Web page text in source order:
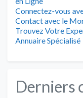
Connectez-vous
Contact avec le
Trouvez Votre
Annuaire Spécialisé
Derniers